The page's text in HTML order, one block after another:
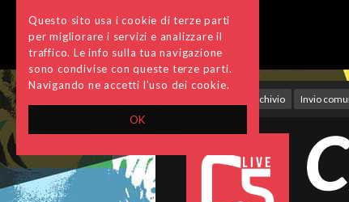
OK
Questo sito usa i cookie di terze parti
per migliorare i servizi e analizzare il
traffico. Le info sulla tua navigazione
sono condivise con queste terze parti.
Navigando ne accetti l'uso dei cookie.
Archivio Invio